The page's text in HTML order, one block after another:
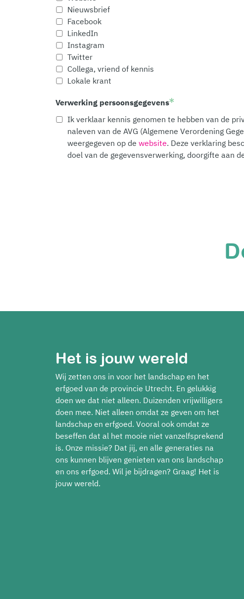
Nieuwsbrief
Facebook
LinkedIn
Instagram
Twitter
Collega, vriend of kennis
Lokale krant
Verwerking persoonsgegevens
Ik verklaar kennis genomen te hebben van de
naleven van de AVG (Algemene Verordening
weergegeven op de website. Deze verklaring
doel van de gegevensverwerking, doorgifte aan
Het is jouw wereld
Wij zetten ons in voor het landschap en het
erfgoed van de provincie Utrecht. En gelukkig
doen we dat niet alleen. Duizenden vrijwilligers
doen mee. Niet alleen omdat ze geven om het
landschap en erfgoed. Vooral ook omdat ze
beseffen dat al het mooie niet vanzelfsprekend
is. Onze missie? Dat jij, en alle generaties na
ons kunnen blijven genieten van ons landschap
en ons erfgoed. Wil je bijdragen? Graag! Het is
jouw wereld.